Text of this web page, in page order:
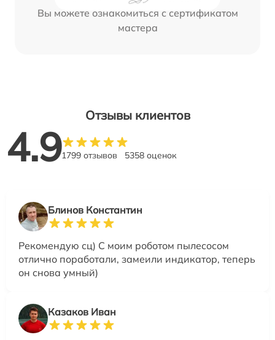
Вы можете ознакомиться с сертификатом
мастера
Отзывы клиентов
4.91799 отзывов 5358 оценок
Блинов Константин
Рекомендую сц) С моим роботом пылесосом
отлично поработали, замеили индикатор, теперь
он снова умный)
Казаков Иван